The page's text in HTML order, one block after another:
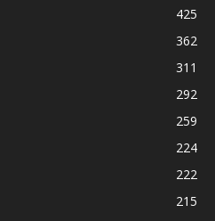
425
362
311
292
259
224
222
215